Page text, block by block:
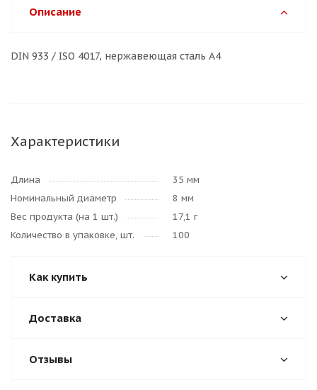
Описание
DIN 933 / ISO 4017, нержавеющая сталь A4
Характеристики
Длина
35 мм
Номинальный диаметр
8 мм
Вес продукта (на 1 шт.)
17,1 г
Количество в упаковке, шт.
100
Как купить
Доставка
Отзывы